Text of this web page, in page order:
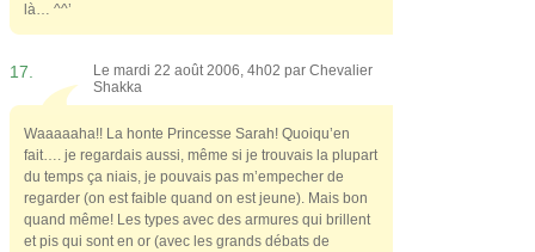
là… ^^’
17. Le mardi 22 août 2006, 4h02 par Chevalier
Shakka
Waaaaaha!! La honte Princesse Sarah! Quoiqu’en
fait…. je regardais aussi, même si je trouvais la plupart
du temps ça niais, je pouvais pas m’empecher de
regarder (on est faible quand on est jeune). Mais bon
quand même! Les types avec des armures qui brillent
et pis qui sont en or (avec les grands débats de